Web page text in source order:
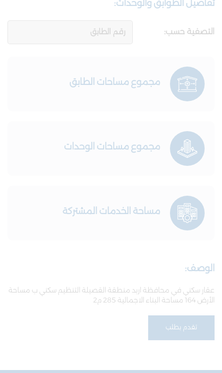
تفاصيل الطوابق والوحدات:
التصفية حسب:
مجموع مساحات الطابق
مجموع مساحات الوحدات
مساحة الخدمات المشتركة
الوصف:
عقار سكني في محافظة اربد منطقة القصيلة التنظيم سكني ب مساحة
الأرض 164 مساحة البناء الاجمالية 285 م2
تقدم بطلب